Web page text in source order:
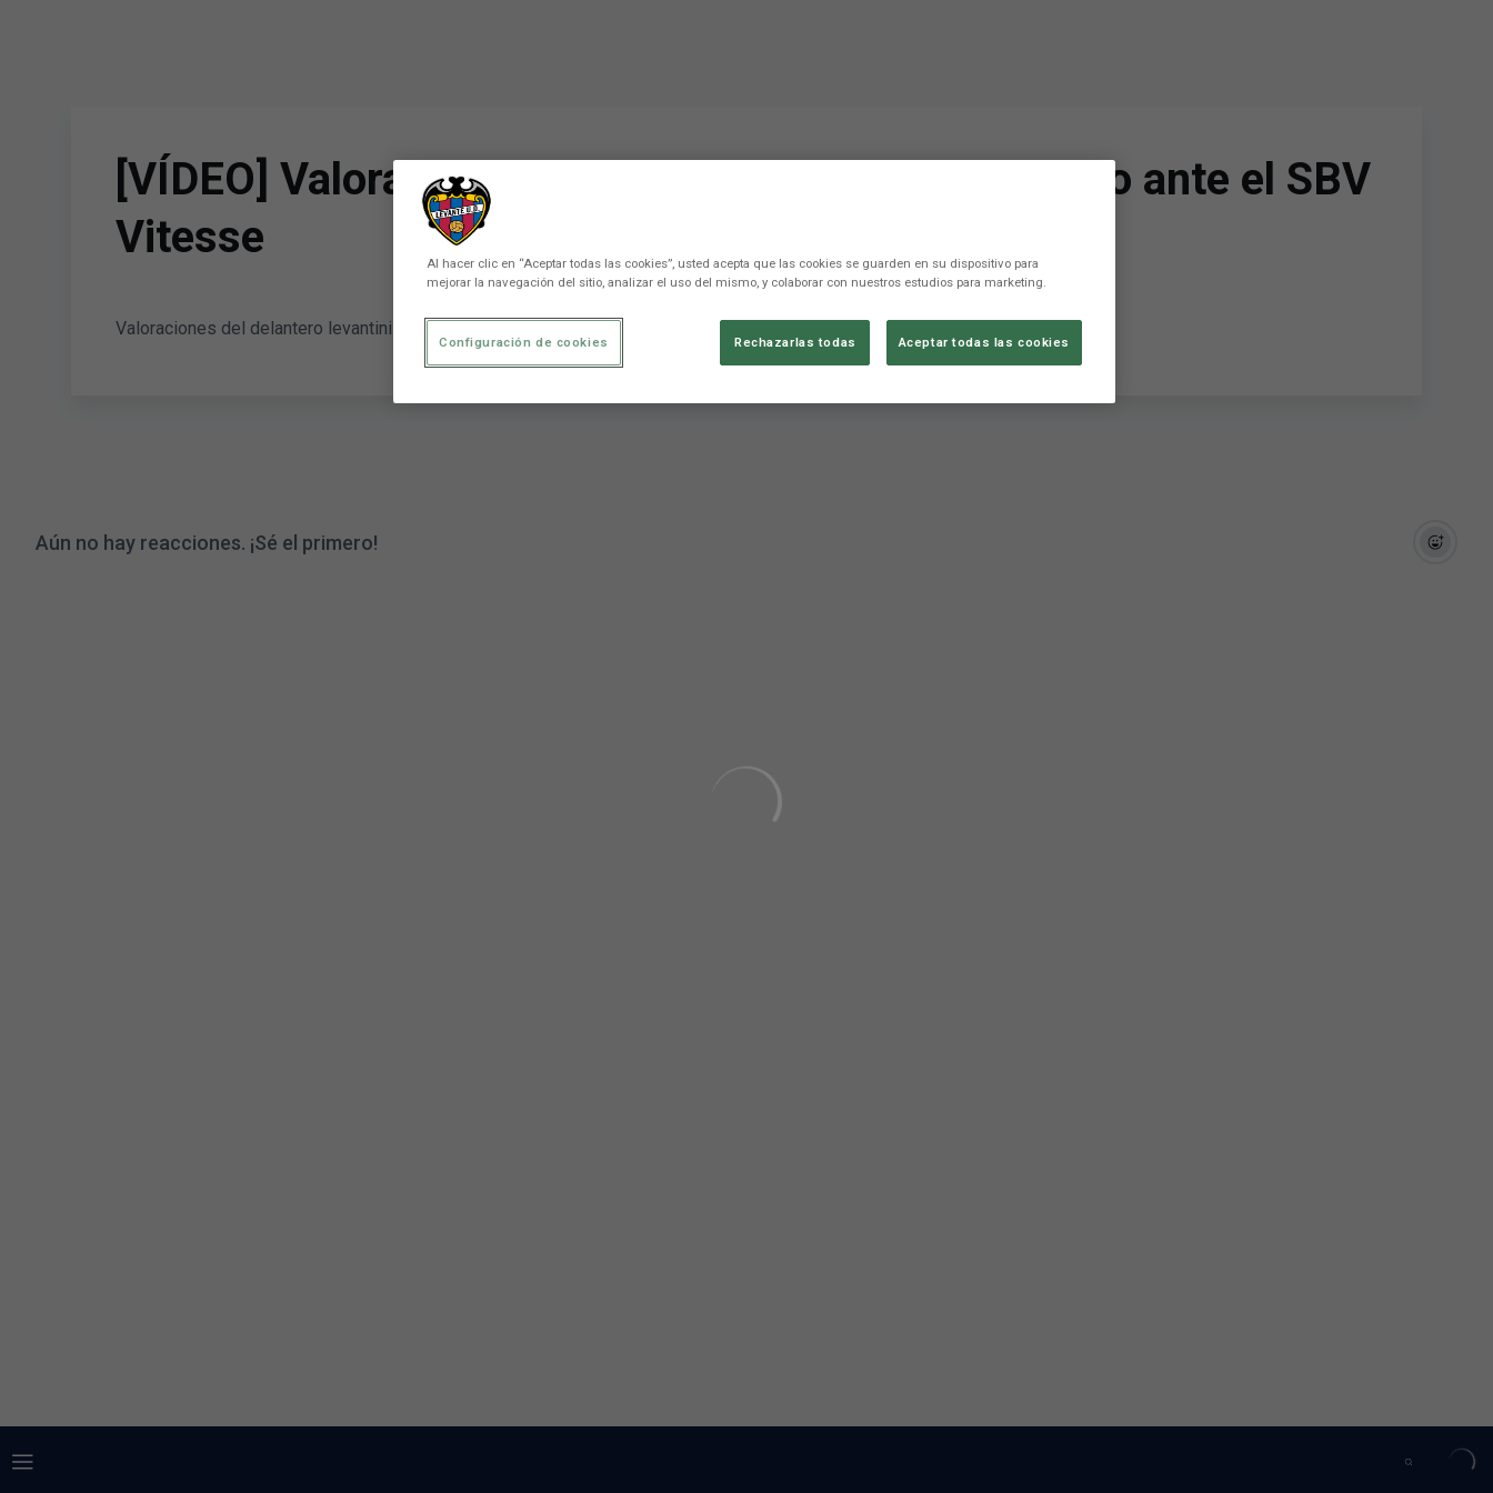
[VÍDEO] Valoraciones de David Barral tras el partido ante el SBV
Vitesse
Valoraciones del delantero levantinista David Barral tras el partido ante el SBV Vitesse
Aún no hay reacciones. ¡Sé el primero!
Al hacer clic en “Aceptar todas las cookies”, usted acepta que las cookies se guarden en su dispositivo para
mejorar la navegación del sitio, analizar el uso del mismo, y colaborar con nuestros estudios para marketing.
Rechazarlas todas Aceptar todas las cookies
Configuración de cookies